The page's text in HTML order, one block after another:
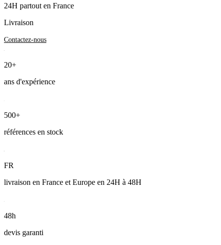
24H partout en France
Livraison
Contactez-nous
20+
ans d'expérience
500+
références en stock
FR
livraison en France et Europe en 24H à 48H
48h
devis garanti